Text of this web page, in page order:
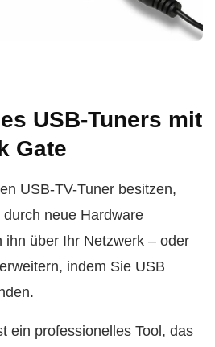
USB-Tuners mit
Gate
USB-TV-Tuner besitzen,
neue Hardware
ihn über Ihr Netzwerk – oder
indem Sie USB
ein professionelles Tool, das